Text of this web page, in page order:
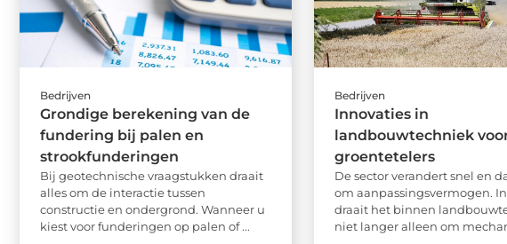
Bedrijven
Grondige berekening van de
fundering bij palen en
strookfunderingen
Bij geotechnische vraagstukken draait
alles om de interactie tussen
constructie en ondergrond. Wanneer u
kiest voor funderingen op palen of ...
Bedrijven
Innovaties in
landbouwtechniek
groentetelers
De sector verandert snel en
om aanpassingsvermogen.
draait het binnen
niet langer alleen om